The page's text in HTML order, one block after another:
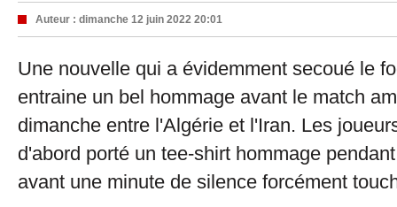
Auteur : dimanche 12 juin 2022 20:01
Une nouvelle qui a évidemment secoué le
entraine un bel hommage avant le match
dimanche entre l'Algérie et l'Iran. Les
d'abord porté un tee-shirt hommage
avant une minute de silence forcément